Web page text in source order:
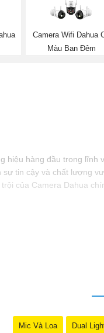
Camera Wifi Dahua
Màu Ban Đêm
hiệu hàng đầu trong
tin cậy và chất lượng
của Camera Dahua
Mic Và Loa Dual